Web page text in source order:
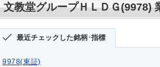
文教堂グループＨＬＤＧ(9978)
最近チェックした銘柄･指標
9978(東証)